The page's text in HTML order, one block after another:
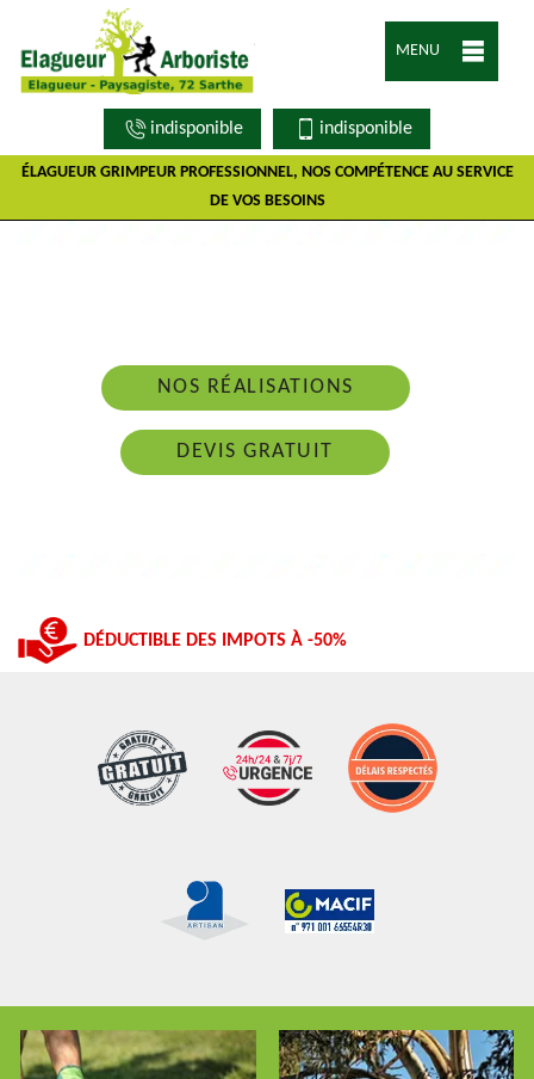
ÉLAGUEUR GRIMPEUR PROFESSIONNEL, NOS COMPÉTENCE AU SERVICE
DE VOS BESOINS
MENU
indisponible indisponible
NOS RÉALISATIONS
DEVIS GRATUIT
DÉDUCTIBLE DES IMPOTS À -50%